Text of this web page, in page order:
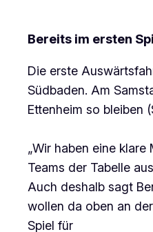
Bereits im ersten
Die erste
Südbaden. Am
Ettenheim so bleiben
„Wir haben eine
Teams der Tabelle
Auch deshalb sagt
wollen da oben an
Spiel für